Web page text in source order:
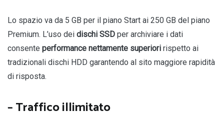
Lo spazio va da 5 GB per il piano Start ai 250 GB del piano
Premium. L’uso dei dischi SSD per archiviare i dati
consente performance nettamente superiori rispetto ai
tradizionali dischi HDD garantendo al sito maggiore rapidità
di risposta.
– Traffico illimitato